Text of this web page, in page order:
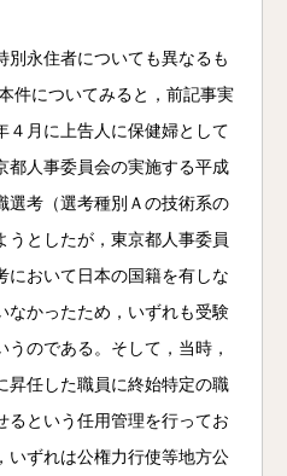
別永住者についても異なるも
件についてみると，前記事実
４月に上告人に保健婦として
都人事委員会の実施する平成
選考（選考種別Ａの技術系の
うとしたが，東京都人事委員
において日本の国籍を有しな
なかったため，いずれも受験
のである。そして，当時，
昇任した職員に終始特定の職
るという任用管理を行ってお
いずれは公権力行使等地方公